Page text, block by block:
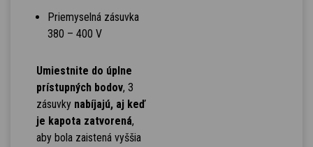
Priemyselná zásuvka
380 – 400 V
Umiestnite do úplne
prístupných bodov, 3
zásuvky nabíjajú, aj keď
je kapota zatvorená,
aby bola zaistená vyššia